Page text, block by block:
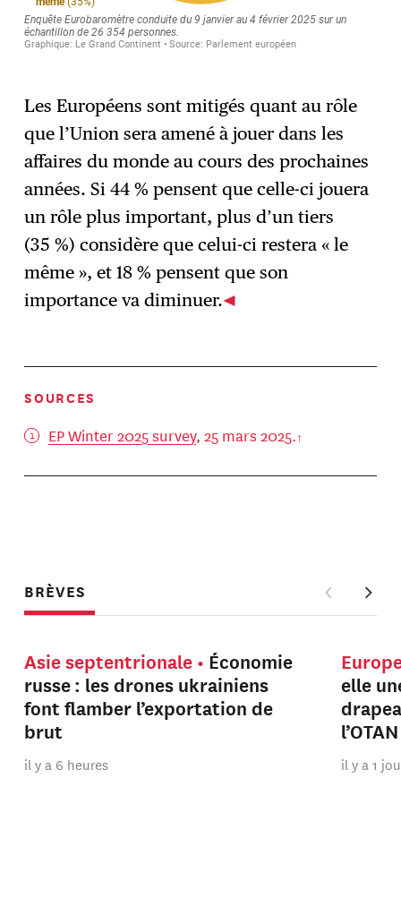
Les Européens sont mitigés quant au rôle
que l’Union sera amené à jouer dans les
affaires du monde au cours des prochaines
années. Si 44 % pensent que celle-ci jouera
un rôle plus important, plus d’un tiers
(35 %) considère que celui-ci restera « le
même », et 18 % pensent que son
importance va diminuer.
SOURCES
EP Winter 2025 survey, 25 mars 2025.
BRÈVES
Asie septentrionale
Économie
russe : les drones ukrainiens
font flamber l’exportation de
brut
il y a 6 heures
elle
il y a 1